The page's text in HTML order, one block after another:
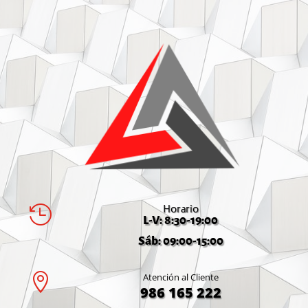
 Horario
L-V: 8:30-19:00
Sáb: 09:00-15:00
 Atención al Cliente
986 165 222